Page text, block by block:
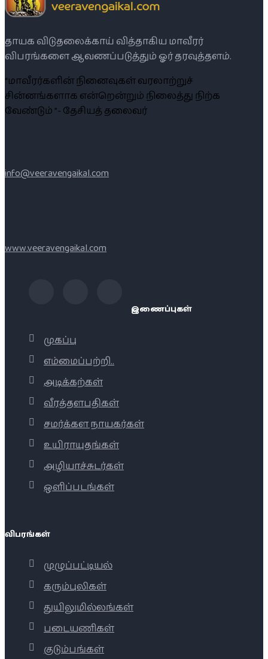
தாயக விடுதலைக்காய் வித்தாகிய மாவீரர்
விபரங்களை ஆவணப்படுத்தும் ஓர் தரவுத்தளம்.
“மாவீரர்களின் நினைவுகள் வரலாற்றுச்
சின்னங்களாக என்றென்றும் நிலைத்து நிற்க
வேண்டும் ”- தேசியத் தலைவர்
info@veeravengaikal.com
www.veeravengaikal.com
இணைப்புகள்
முகப்பு
எம்மைப்பற்றி..
அடிக்கற்கள்
வீரத்தளபதிகள்
சமர்க்கள நாயகர்கள்
உயிராயுதங்கள்
அழியாச்சுடர்கள்
ஒளிப்படங்கள்
விபரங்கள்
முழுப்பட்டியல்
கரும்புலிகள்
துயிலுமில்லங்கள்
படையணிகள்
குடும்பங்கள்